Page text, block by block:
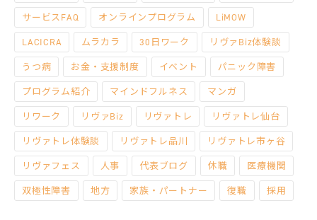
サービスFAQ オンラインプログラム LiMOW
LACICRA ムラカラ 30日ワーク リヴァBiz体験談
うつ病 お金・支援制度 イベント パニック障害
プログラム紹介 マインドフルネス マンガ
リワーク リヴァBiz リヴァトレ リヴァトレ仙台
リヴァトレ体験談 リヴァトレ品川 リヴァトレ市ヶ谷
リヴァフェス 人事 代表ブログ 休職 医療機関
双極性障害 地方 家族・パートナー 復職 採用